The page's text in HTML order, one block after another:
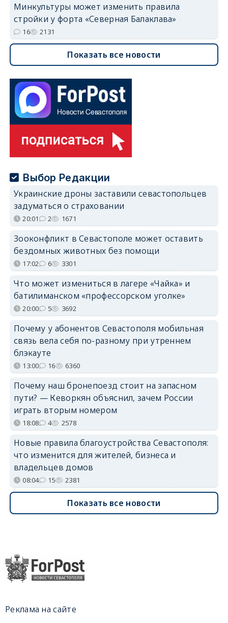
Минкультуры может изменить правила
стройки у форта «Северная Балаклава»
16 2131
Показать все новости
Выбор Редакции
Украинские дроны заставили севастопольцев
задуматься о страховании
20:01 2 1671
Зооконфликт в Севастополе может оставить
бездомных животных без помощи
17:02 6 3301
Что может измениться в лагере «Чайка» и
батилиманском «профессорском уголке»
20:00 5 3692
Почему у абонентов Севастополя мобильная
связь вела себя по-разному при утреннем
блэкауте
13:00 16 6360
Почему наш бронепоезд стоит на запасном
пути? — Кеворкян объяснил, зачем России
играть вторым номером
18:08 4 2578
Новые правила благоустройства Севастополя:
что изменится для жителей, бизнеса и
владельцев домов
08:04 15 2381
Показать все новости
Реклама на сайте